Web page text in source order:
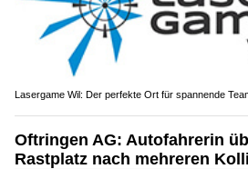
Lasergame Wil: Der perfekte Ort für spannende
Oftringen AG: Autofahrerin
Rastplatz nach mehreren